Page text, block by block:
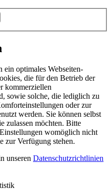
optimales Webseiten-
die für den Betrieb der
kommerziellen
sowie solche, die lediglich zu
oder zur
werden. Sie können selbst
zulassen möchten. Bitte
womöglich nicht
zur Verfügung stehen.
unseren Datenschutzrichtlinien